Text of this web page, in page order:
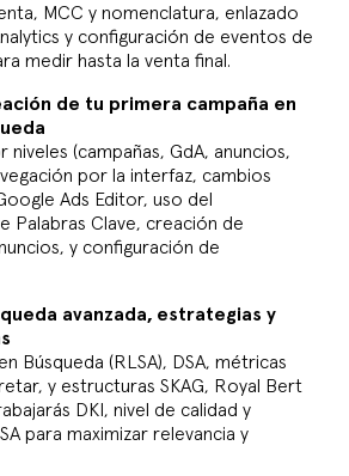
MCC y nomenclatura, enlazado
y configuración de eventos de
medir hasta la venta final.
de tu primera campaña en
niveles (campañas, GdA, anuncios,
por la interfaz, cambios
Ads Editor, uso del
Palabras Clave, creación de
y configuración de
avanzada, estrategias y
Búsqueda (RLSA), DSA, métricas
y estructuras SKAG, Royal Bert
DKI, nivel de calidad y
para maximizar relevancia y